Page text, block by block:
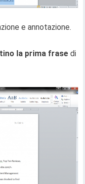
e annotazione.
la prima frase di